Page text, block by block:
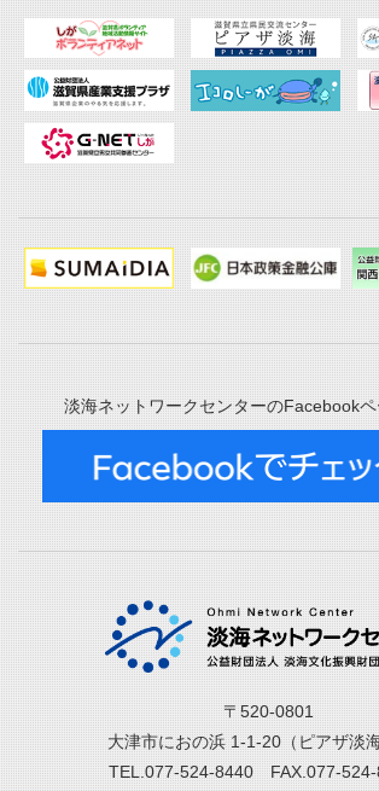
淡海ネットワークセンターのFacebook
〒520-0801
大津市におの浜 1-1-20（ピアザ淡
TEL.077-524-8440 FAX.077-